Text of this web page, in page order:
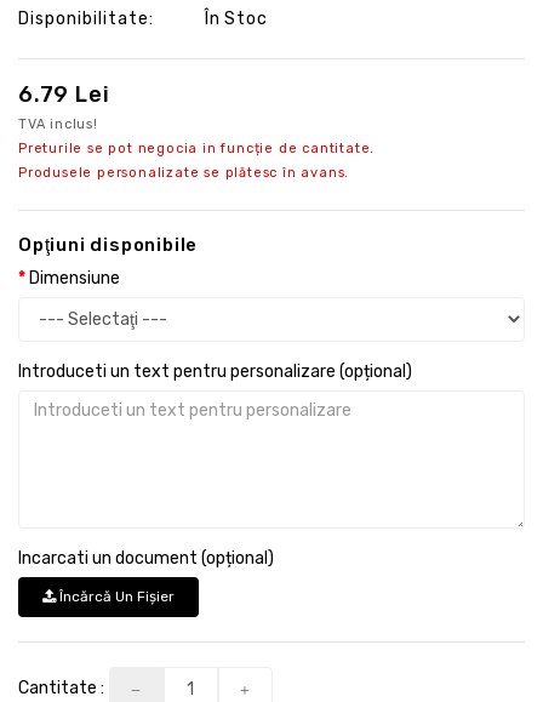
Disponibilitate:
În Stoc
6.79 Lei
TVA inclus!
Preturile se pot negocia in funcție de cantitate.
Produsele personalizate se plătesc în avans.
Opţiuni disponibile
Dimensiune
Introduceti un text pentru personalizare (opțional)
Incarcati un document (opțional)
Încărcă Un Fişier
Cantitate :